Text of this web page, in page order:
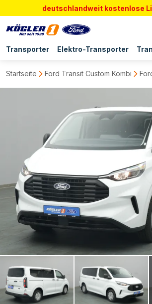
deutschlandweit kostenlose
Transporter Elektro-Transporter
Startseite Ford Transit Custom Kombi